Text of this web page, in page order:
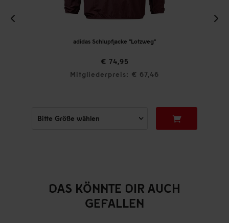
adidas Schlupfjacke "Lotzweg"
€ 74,95
Mitgliederpreis: € 67,46
DAS KÖNNTE DIR AUCH
GEFALLEN